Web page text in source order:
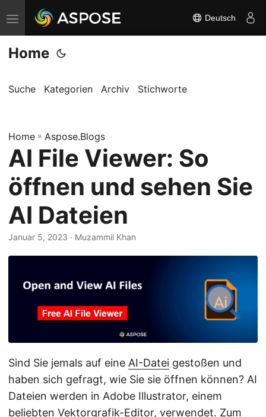
N
a
v
g
i
o
n
u
s
c
h
Deutsch
Home
Suche Kategorien Archiv Stichworte
Home » Aspose.Blogs
AI File Viewer: So
öffnen und sehen Sie
AI Dateien
Januar 5, 2023 · Muzammil Khan
Sind Sie jemals auf eine AI-Datei gestoßen und
haben sich gefragt, wie Sie sie öffnen können? AI
Dateien werden in Adobe Illustrator, einem
beliebten Vektorgrafik-Editor, verwendet. Zum